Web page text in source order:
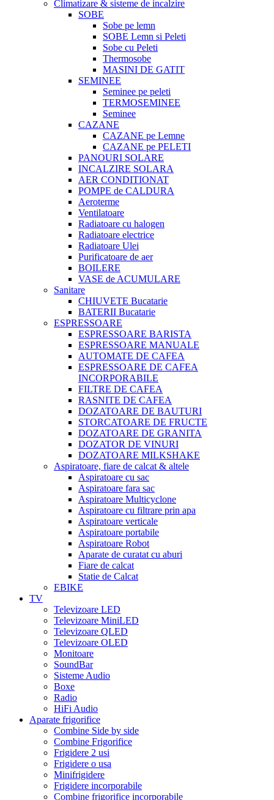
Climatizare & sisteme de incalzire
SOBE
Sobe pe lemn
SOBE Lemn si Peleti
Sobe cu Peleti
Thermosobe
MASINI DE GATIT
SEMINEE
Seminee pe peleti
TERMOSEMINEE
Seminee
CAZANE
CAZANE pe Lemne
CAZANE pe PELETI
PANOURI SOLARE
INCALZIRE SOLARA
AER CONDITIONAT
POMPE de CALDURA
Aeroterme
Ventilatoare
Radiatoare cu halogen
Radiatoare electrice
Radiatoare Ulei
Purificatoare de aer
BOILERE
VASE de ACUMULARE
Sanitare
CHIUVETE Bucatarie
BATERII Bucatarie
ESPRESSOARE
ESPRESSOARE BARISTA
ESPRESSOARE MANUALE
AUTOMATE DE CAFEA
ESPRESSOARE DE CAFEA
INCORPORABILE
FILTRE DE CAFEA
RASNITE DE CAFEA
DOZATOARE DE BAUTURI
STORCATOARE DE FRUCTE
DOZATOARE DE GRANITA
DOZATOR DE VINURI
DOZATOARE MILKSHAKE
Aspiratoare, fiare de calcat & altele
Aspiratoare cu sac
Aspiratoare fara sac
Aspiratoare Multicyclone
Aspiratoare cu filtrare prin apa
Aspiratoare verticale
Aspiratoare portabile
Aspiratoare Robot
Aparate de curatat cu aburi
Fiare de calcat
Statie de Calcat
EBIKE
TV
Televizoare LED
Televizoare MiniLED
Televizoare QLED
Televizoare OLED
Monitoare
SoundBar
Sisteme Audio
Boxe
Radio
HiFi Audio
Aparate frigorifice
Combine Side by side
Combine Frigorifice
Frigidere 2 usi
Frigidere o usa
Minifrigidere
Frigidere incorporabile
Combine frigorifice incorporabile